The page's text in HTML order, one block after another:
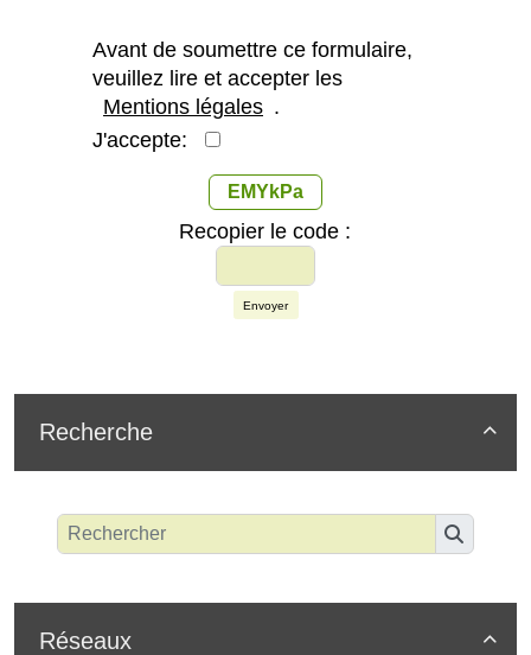
Avant de soumettre ce formulaire,
veuillez lire et accepter les
Mentions légales .
J'accepte:
EMYkPa
Recopier le code :
Envoyer

Recherche

Réseaux